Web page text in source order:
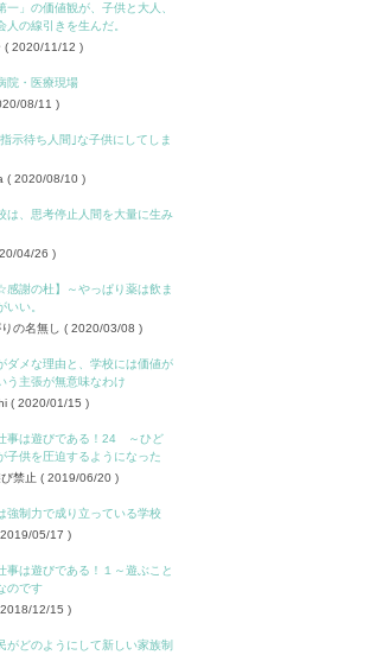
一」の価値観が、子供と大人、
人の線引きを生んだ。
( 2020/11/12 )
院・医療現場
08/11 )
示待ち人間｣な子供にしてしま
( 2020/08/10 )
は、思考停止人間を大量に生み
04/26 )
感謝の杜】～やっぱり薬は飲ま
いい。
の名無し ( 2020/03/08 )
ダメな理由と、学校には価値が
う主張が無意味なわけ
( 2020/01/15 )
事は遊びである！24 ～ひど
子供を圧迫するようになった
禁止 ( 2019/06/20 )
強制力で成り立っている学校
05/17 )
事は遊びである！１～遊ぶこと
のです
12/15 )
がどのようにして新しい家族制